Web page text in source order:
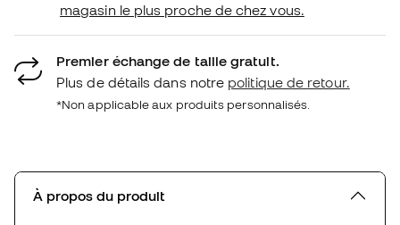
magasin le plus proche de chez vous.
Premier échange de taille gratuit.
Plus de détails dans notre politique de retour.
*Non applicable aux produits personnalisés.
À propos du produit